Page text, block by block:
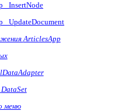
InsertNode
UpdateDocument
ArticlesApp
DataSet
меню